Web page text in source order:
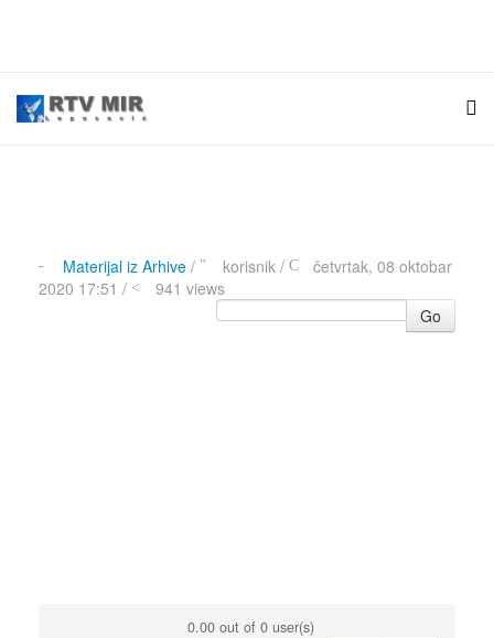
Materijal iz Arhive/ korisnik /
četvrtak, 08 oktobar
2020 17:51 /
941 views
Go
0.00 out of 0 user(s)